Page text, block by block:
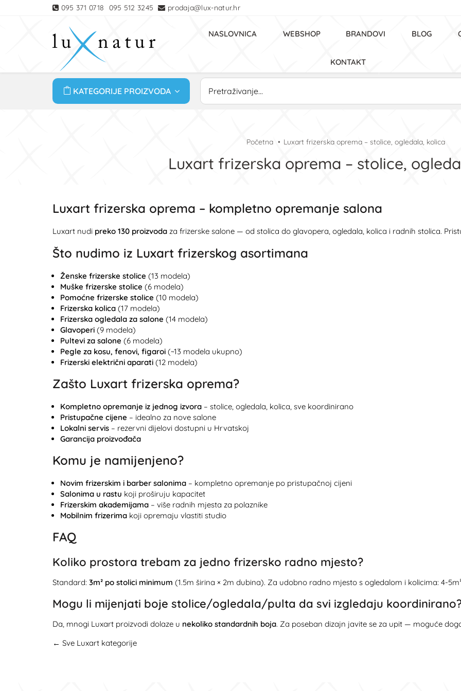
095 371 0718 095 512 3245 prodaja@lux-natur.hr
NASLOVNICA WEBSHOP BRANDOVI BLOG
KONTAKT
KATEGORIJE PROIZVODA
Početna Luxart frizerska oprema – stolice, ogledala, kolica
Luxart frizerska oprema – stolice,
Luxart frizerska oprema – kompletno opremanje salona
Luxart nudi preko 130 proizvoda za frizerske salone — od stolica do glavopera, ogledala, kolica i radnih stolica.
Što nudimo iz Luxart frizerskog asortimana
Ženske frizerske stolice (13 modela)
Muške frizerske stolice (6 modela)
Pomoćne frizerske stolice (10 modela)
Frizerska kolica (17 modela)
Frizerska ogledala za salone (14 modela)
Glavoperi (9 modela)
Pultevi za salone (6 modela)
Pegle za kosu, fenovi, figaroi (~13 modela ukupno)
Frizerski električni aparati (12 modela)
Zašto Luxart frizerska oprema?
Kompletno opremanje iz jednog izvora – stolice, ogledala, kolica, sve koordinirano
Pristupačne cijene – idealno za nove salone
Lokalni servis – rezervni dijelovi dostupni u Hrvatskoj
Garancija proizvođača
Komu je namijenjeno?
Novim frizerskim i barber salonima – kompletno opremanje po pristupačnoj cijeni
Salonima u rastu koji proširuju kapacitet
Frizerskim akademijama – više radnih mjesta za polaznike
Mobilnim frizerima koji opremaju vlastiti studio
FAQ
Koliko prostora trebam za jedno frizersko radno mjesto?
Standard: 3m² po stolici minimum (1.5m širina × 2m dubina). Za udobno radno mjesto s ogledalom i kolicima: 4-
Mogu li mijenjati boje stolice/ogledala/pulta da svi izgledaju
Da, mnogi Luxart proizvodi dolaze u nekoliko standardnih boja. Za poseban dizajn javite se za upit — moguće
← Sve Luxart kategorije